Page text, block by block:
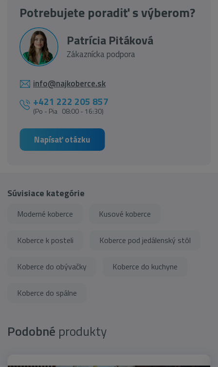
Potrebujete poradiť s výberom?
Patrícia Pitáková
Zákaznícka podpora
info@najkoberce.sk
+421 222 205 857
(Po - Pia 08:00 - 16:30)
Napísať otázku
Súvisiace kategórie
Moderné koberce Kusové koberce
Koberce k posteli Koberce pod jedálenský stôl
Koberce do obývačky Koberce do kuchyne
Koberce do spálne
Podobné produkty